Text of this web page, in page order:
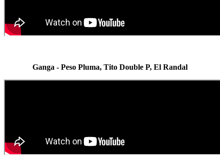
Ganga - Peso Pluma, Tito Double P, El Randal